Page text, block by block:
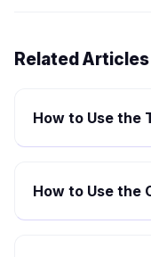
Related Articles
How to Use the
How to Use the